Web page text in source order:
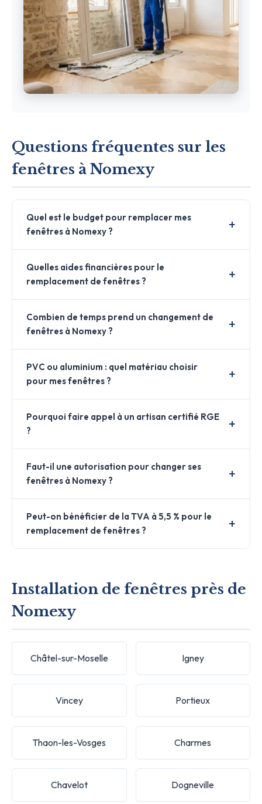
Questions fréquentes sur les
fenêtres à Nomexy
Quel est le budget pour remplacer mes
fenêtres à Nomexy ?
Quelles aides financières pour le
remplacement de fenêtres ?
Combien de temps prend un changement de
fenêtres à Nomexy ?
PVC ou aluminium : quel matériau choisir
pour mes fenêtres ?
Pourquoi faire appel à un artisan certifié RGE
?
Faut-il une autorisation pour changer ses
fenêtres à Nomexy ?
Peut-on bénéficier de la TVA à 5,5 % pour le
remplacement de fenêtres ?
Installation de fenêtres près de
Nomexy
Châtel-sur-Moselle Igney
Vincey Portieux
Thaon-les-Vosges Charmes
Chavelot Dogneville